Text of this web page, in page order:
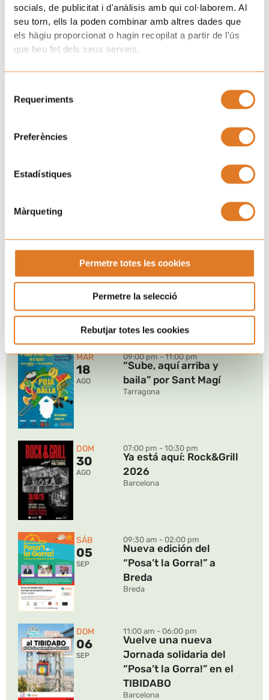
socials, de publicitat i d'anàlisis amb qui col·laborem. Al
seu torn, ells la poden combinar amb altres dades que
els hàgiu proporcionat o hagin recopilat a partir de l'ús
que heu fet dels seus serveis.
Requeriments
Preferències
Estadístiques
Màrqueting
Permetre totes les cookies
Permetre la selecció
Rebutjar totes les cookies
Próximos eventos
MAR
18
AGO
09:00 pm - 11:00 pm
“Sube, aquí arriba y
baila” por Sant Magí
Tarragona
DOM
30
AGO
07:00 pm - 10:30 pm
Ya está aquí: Rock&Grill
2026
Barcelona
SÁB
05
SEP
09:30 am - 02:00 pm
Nueva edición del
“Posa’t la Gorra!” a
Breda
Breda
DOM
06
SEP
11:00 am - 06:00 pm
Vuelve una nueva
Jornada solidaria del
“Posa’t la Gorra!” en el
TIBIDABO
Barcelona